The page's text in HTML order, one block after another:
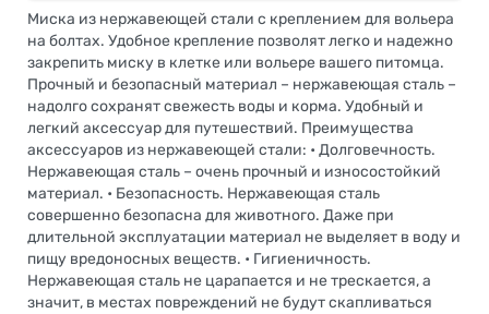
Миска из нержавеющей стали с креплением для вольера
на болтах. Удобное крепление позволят легко и надежно
закрепить миску в клетке или вольере вашего питомца.
Прочный и безопасный материал – нержавеющая сталь –
надолго сохранят свежесть воды и корма. Удобный и
легкий аксессуар для путешествий. Преимущества
аксессуаров из нержавеющей стали: • Долговечность.
Нержавеющая сталь – очень прочный и износостойкий
материал. • Безопасность. Нержавеющая сталь
совершенно безопасна для животного. Даже при
длительной эксплуатации материал не выделяет в воду и
пищу вредоносных веществ. • Гигиеничность.
Нержавеющая сталь не царапается и не трескается, а
значит, в местах повреждений не будут скапливаться